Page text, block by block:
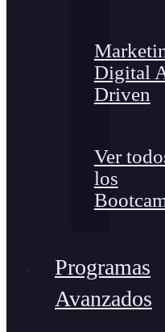
Digital
Driven
Ver
los
Programas
Avanzados